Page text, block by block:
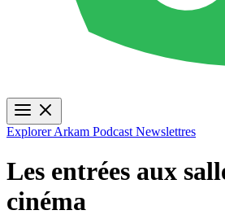
ExplorerArkam Podcast Newslettres
Les entrées aux
cinéma